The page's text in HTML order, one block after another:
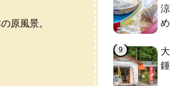
原風景。